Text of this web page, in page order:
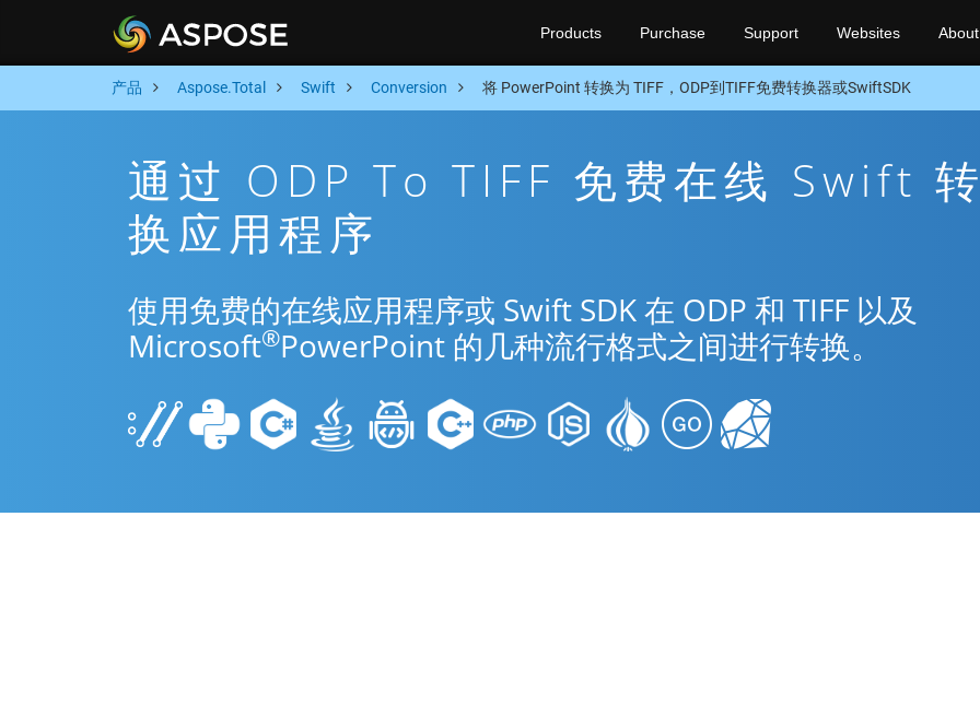
Products Purchase Support Websites About
产品 Aspose.Total Swift Conversion 将 PowerPoint 转换为 TIFF，ODP到TIFF免费转换器或SwiftSDK
通过 ODP To TIFF 免费在线 Swift 转
换应用程序
使用免费的在线应用程序或 Swift SDK 在 ODP 和 TIFF 以及
Microsoft®PowerPoint 的几种流行格式之间进行转换。